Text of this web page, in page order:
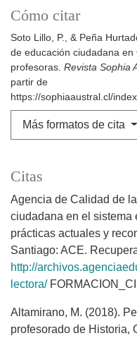
Cómo citar
Soto Lillo, P., & Peña
de educación ciudadana
profesoras. Revista Sophia
partir de
https://sophiaaustral.cl/
Más formatos de cita
Citas
Agencia de Calidad de
ciudadana en el sistema
prácticas actuales y
Santiago: ACE.
http://
lectora/
Altamirano, M. (2018).
profesorado de Historia,